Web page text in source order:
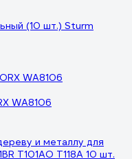
(10 шт.) Sturm
WA8106